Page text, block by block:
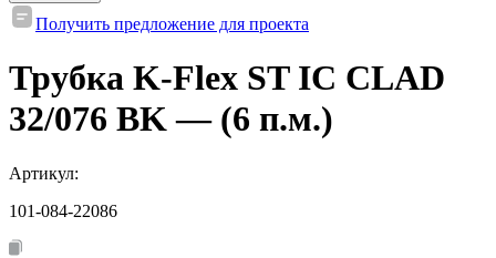
Получить предложение для проекта
Трубка K-Flex ST IC CLAD
32/076 BK — (6 п.м.)
Артикул:
101-084-22086